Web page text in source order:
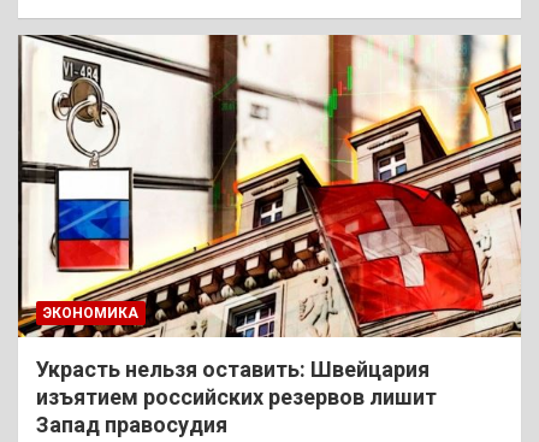
ЭКОНОМИКА
Украсть нельзя оставить: Швейцария
изъятием российских резервов лишит
Запад правосудия